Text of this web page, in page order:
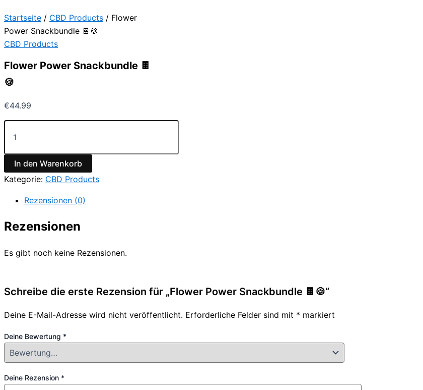
Startseite / CBD Products / Flower
Power Snackbundle 🍫🍪
CBD Products
Flower Power Snackbundle 🍫
🍪
€44.99
In den Warenkorb
Kategorie: CBD Products
Rezensionen (0)
Rezensionen
Es gibt noch keine Rezensionen.
Schreibe die erste Rezension für „Flower Power Snackbundle 🍫🍪“
Deine E-Mail-Adresse wird nicht veröffentlicht. Erforderliche Felder sind mit * markiert
Deine Bewertung *
Deine Rezension *